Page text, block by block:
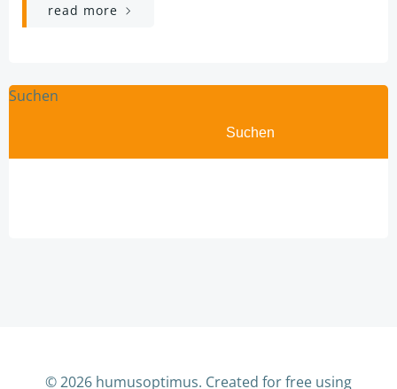
read more
Suchen
Suchen
© 2026 humusoptimus. Created for free using